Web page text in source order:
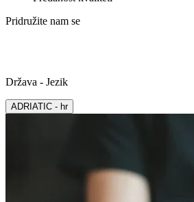
Pridružite nam se
Država - Jezik
ADRIATIC - hr